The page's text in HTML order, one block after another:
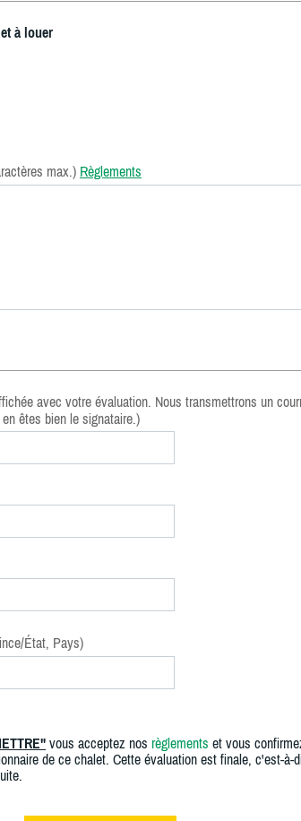
à louer
max.) Règlements
avec votre évaluation. Nous transmettrons un
êtes bien le signataire.)
État, Pays)
vous acceptez nos règlements et vous
de ce chalet. Cette évaluation est finale, c'est-à-